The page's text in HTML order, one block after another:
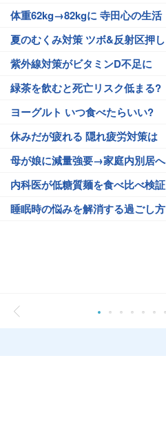
体重62kg→82kgに 寺田心の生活
夏のむくみ対策 ツボ&反射区押し
紫外線対策がビタミンD不足に
緑茶を飲むと死亡リスク低まる?
ヨーグルト いつ食べたらいい?
休みだが疲れる 隠れ疲労対策は
母が娘に減量強要→家庭内別居へ
内科医が低糖質麺を食べ比べ検証
睡眠時の悩みを解消する過ごし方